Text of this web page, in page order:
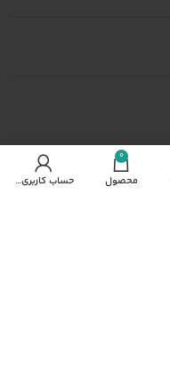
0
محصول حساب کاربری من